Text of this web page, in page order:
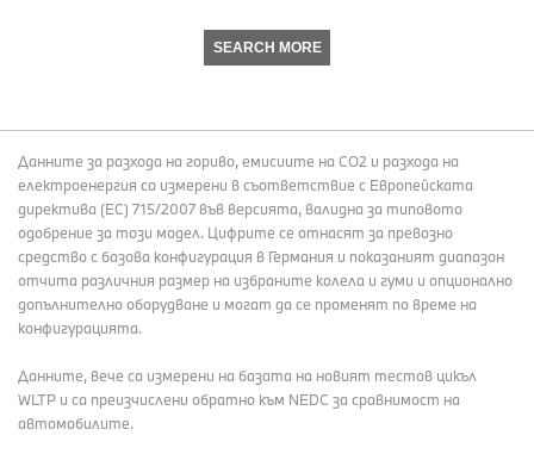
SEARCH MORE
Данните за разхода на гориво, емисиите на СО2 и разхода на
електроенергия са измерени в съответствие с Европейската
директива (EC) 715/2007 във версията, валидна за типовото
одобрение за този модел. Цифрите се отнасят за превозно
средство с базова конфигурация в Германия и показаният диапазон
отчита различния размер на избраните колела и гуми и опционално
допълнително оборудване и могат да се променят по време на
конфигурацията.
Данните, вече са измерени на базата на новият тестов цикъл
WLTP и са преизчислени обратно към NEDC за сравнимост на
автомобилите.